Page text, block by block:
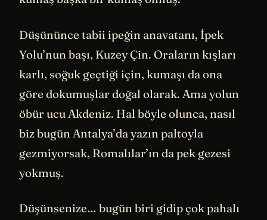
Düşününce tabii ipeğin anavatanı, İpek
Yolu’nun başı, Kuzey Çin. Oraların kışları
karlı, soğuk geçtiği için, kumaşı da ona
göre dokumuşlar doğal olarak. Ama yolun
öbür ucu Akdeniz. Hal böyle olunca, nasıl
biz bugün Antalya’da yazın paltoyla
gezmiyorsak, Romalılar’ın da pek gezesi
yokmuş.
Düşünsenize… bugün biri gidip çok pahalı